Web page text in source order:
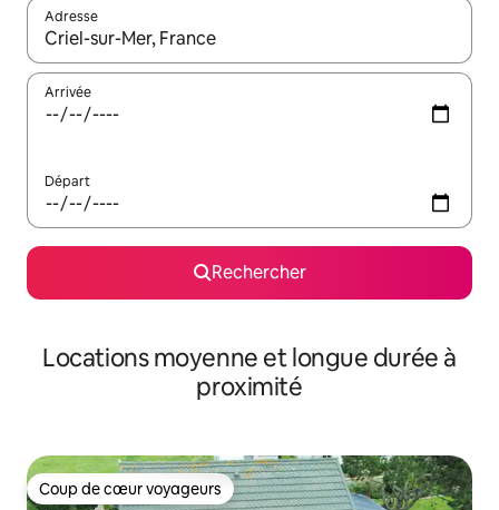
Adresse
Lorsque les résultats s'affichent, utilisez les flèches vers le
Arrivée
Départ
Rechercher
Locations moyenne et longue durée à
proximité
Coup de cœur voyageurs
Coup de cœur voyageurs